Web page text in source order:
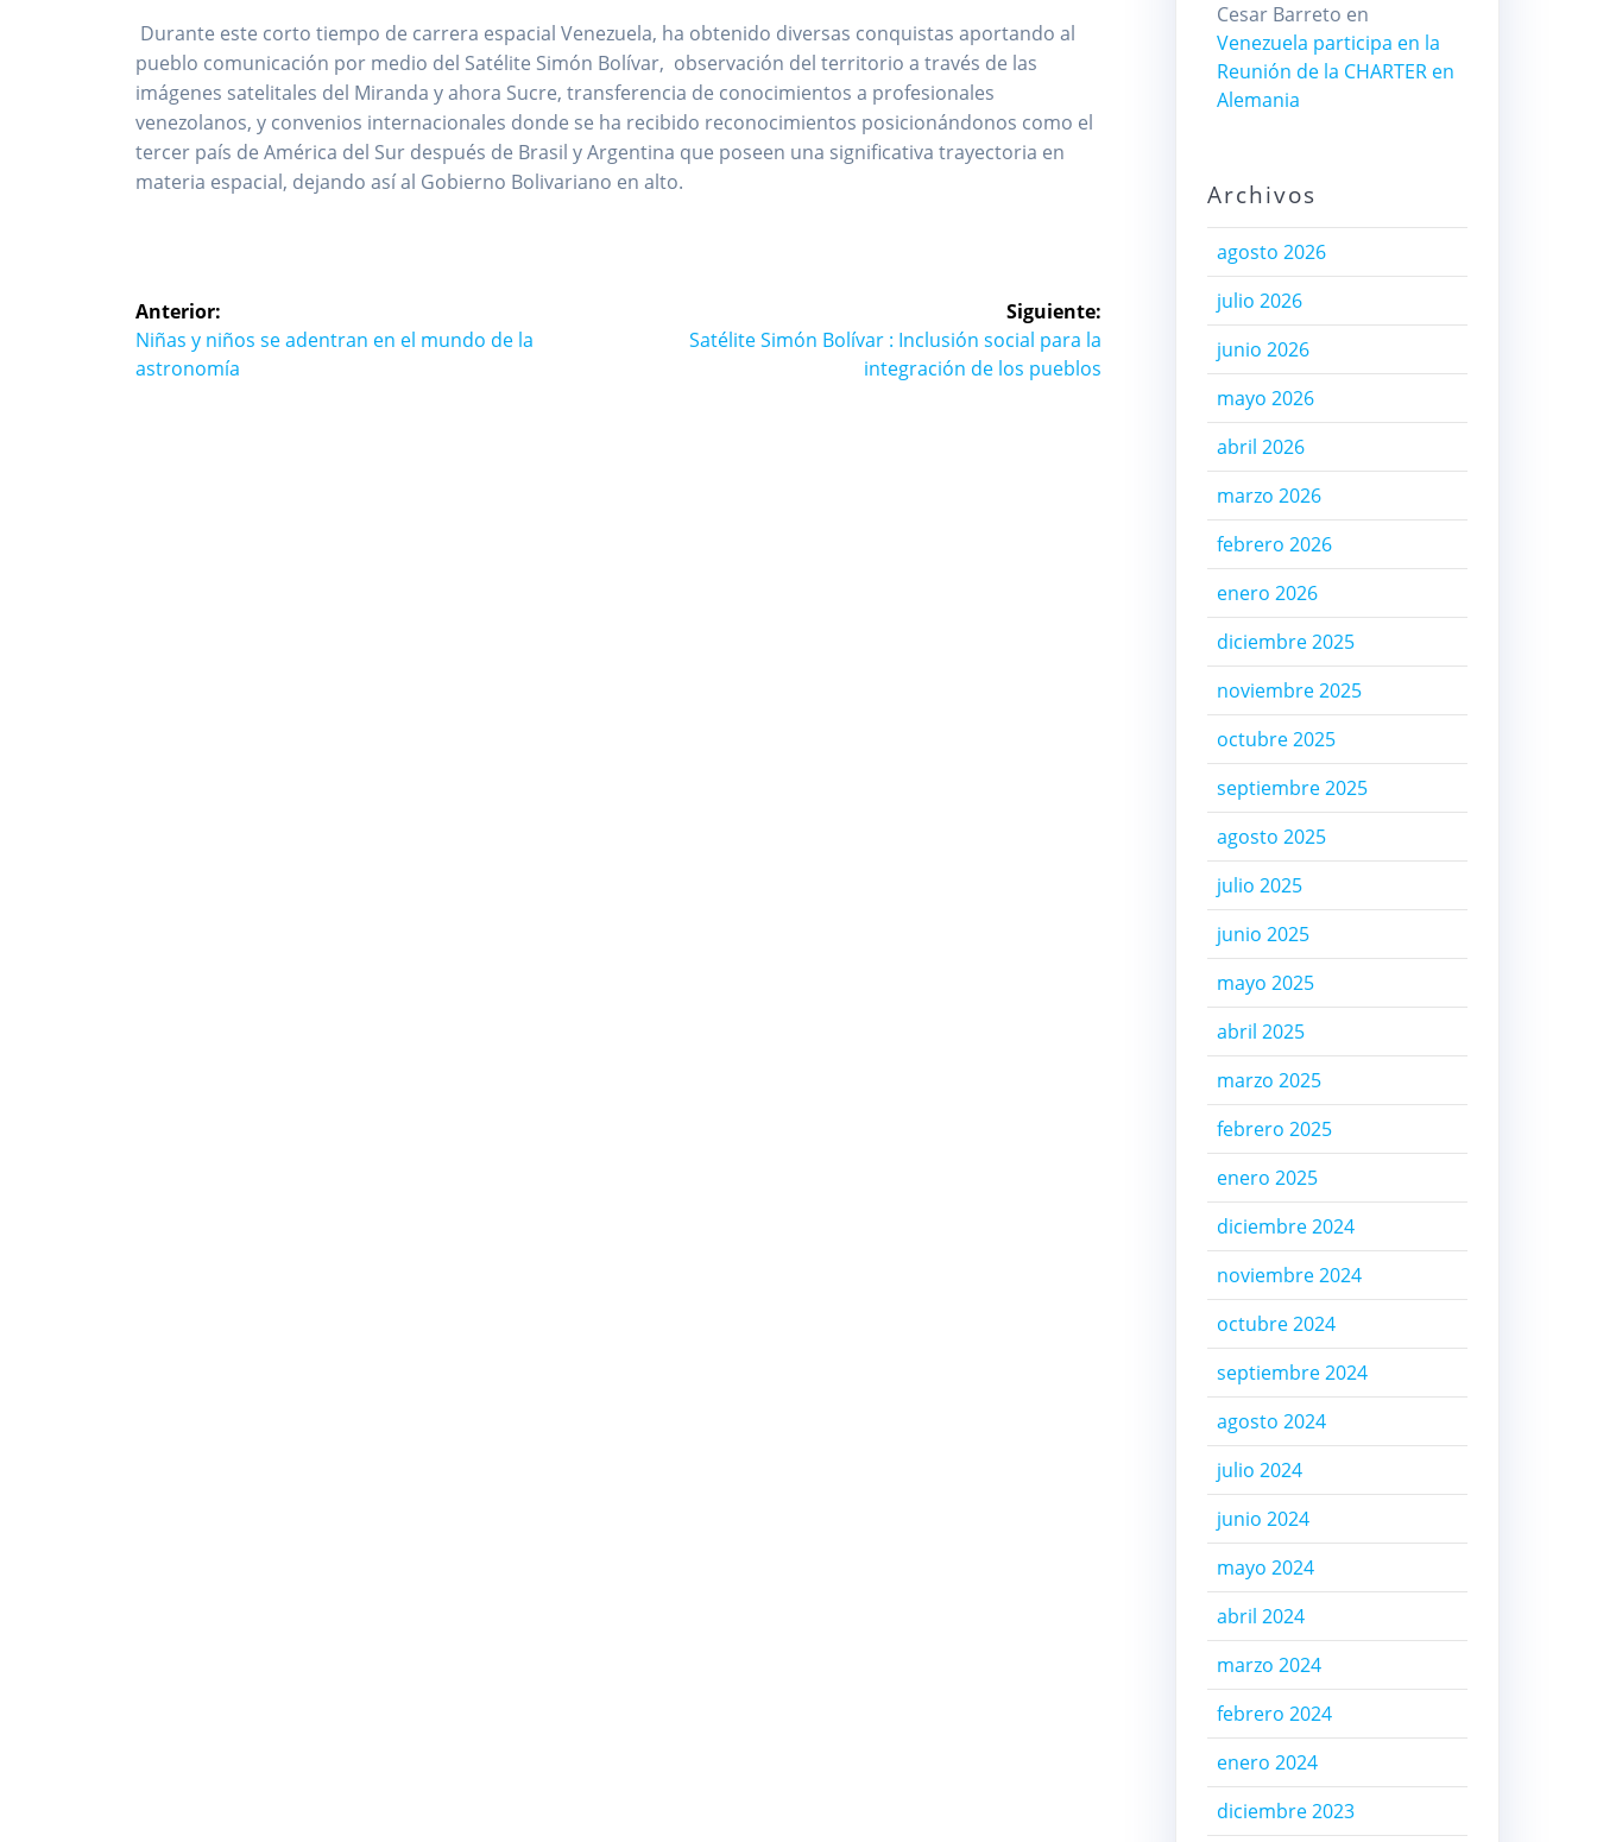
Durante este corto tiempo de carrera espacial Venezuela, ha obtenido diversas conquistas aportando al
pueblo comunicación por medio del Satélite Simón Bolívar, observación del territorio a través de las
imágenes satelitales del Miranda y ahora Sucre, transferencia de conocimientos a profesionales
venezolanos, y convenios internacionales donde se ha recibido reconocimientos posicionándonos como el
tercer país de América del Sur después de Brasil y Argentina que poseen una significativa trayectoria en
materia espacial, dejando así al Gobierno Bolivariano en alto.
Navegación
de
Anterior:
Entrada
anterior:
Niñas y niños se adentran en el mundo de la
astronomía
Siguiente:
Siguiente
Satélite Simón Bolívar : Inclusión social para la
integración de los pueblos
Cesar Barreto en
Venezuela participa en la
Reunión de la CHARTER en
Alemania
Archivos
agosto 2026
julio 2026
junio 2026
mayo 2026
abril 2026
marzo 2026
febrero 2026
enero 2026
diciembre 2025
noviembre 2025
octubre 2025
septiembre 2025
agosto 2025
julio 2025
junio 2025
mayo 2025
abril 2025
marzo 2025
febrero 2025
enero 2025
diciembre 2024
noviembre 2024
octubre 2024
septiembre 2024
agosto 2024
julio 2024
junio 2024
mayo 2024
abril 2024
marzo 2024
febrero 2024
enero 2024
diciembre 2023